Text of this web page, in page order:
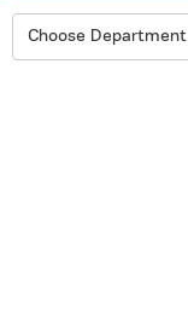
Choose Department